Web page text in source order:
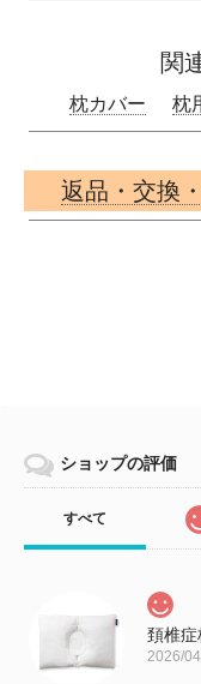
関
枕カバー 枕
返品・交換
ショップの評価
すべて
2026/